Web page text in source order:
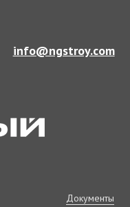
info@ngstroy.com
Документы